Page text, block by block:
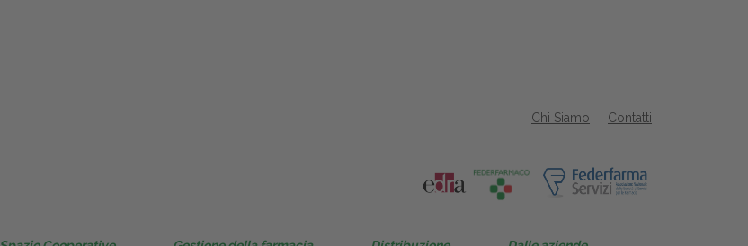
Contatti
Chi Siamo